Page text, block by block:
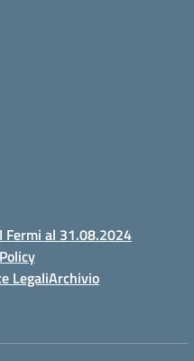
Fermi al 31.08.2024
LegaliArchivio